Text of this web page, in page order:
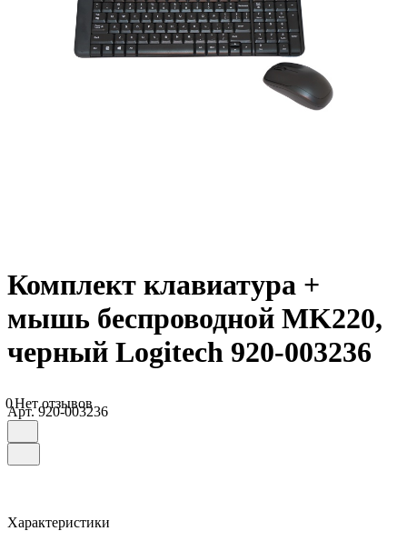
Комплект клавиатура +
мышь беспроводной MK220,
черный Logitech 920-003236
0Нет отзывов
Арт.920-003236
Характеристики